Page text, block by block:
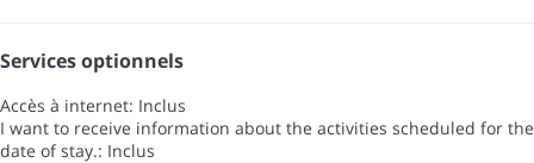
Services optionnels
Accès à internet: Inclus
I want to receive information about the activities scheduled for the
date of stay.: Inclus